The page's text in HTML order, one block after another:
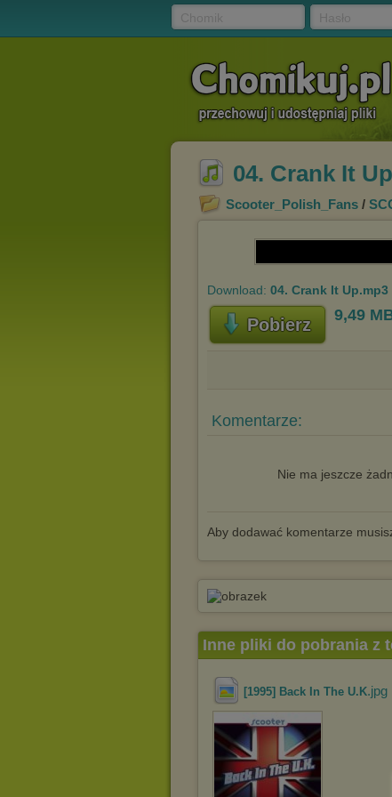
04. Crank It
Scooter_Polish_Fans /
Download: 04. Crank It Up.mp3
Pobierz 9,49
Komentarze:
Nie ma jeszcze
Aby dodawać komentarze
Inne pliki do pobrania z
[1995] Back In The U.K.jpg